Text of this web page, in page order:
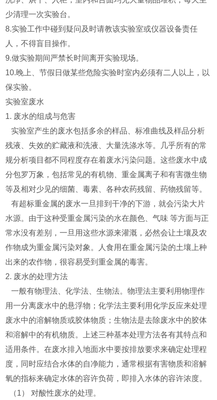
少清理一次实验台。
8.实验工作中碰到疑问及时请教该实验室或仪器设备责任
人，不得盲目操作。
9.做实验期间严禁长时间离开实验现场。
10.晚上、节假日做某些危险实验时室内必须有二人以上，以
保实验。
实验室废水
1. 废水的组成与危害
实验室产生的废水包括多余的样品、标准曲线及样品分析
残液、失效的贮藏液和洗液、大量洗涤水等。几乎所有的常
规分析项目都不同程度存在着废水污染问题。这些废水中成
分包罗万象，包括常见的有机物、重金属离子和有害微生物
等及相对少见的细菌、毒素、各种农药残留、药物残留等。
有超标重金属的废水一旦排到干净的下游，就会污染大片
水源。由于这种受重金属污染的水在颜色、气味 等方面与正
常水没有差别，一旦用这些水源来灌溉，必然会让土壤及农
作物成为重金属污染对象。人食用在重金属污染的土壤上种
出来的农作物，很容易受到重金属的毒害。
2. 废水的处理方法
一般有物理法、化学法、生物法。物理法主要利用物理作
用一分离废水中的悬浮物；化学法主要利用化学反应来处理
废水中的溶解物质或胶体物质；生物法是去除废水中的胶体
和溶解中的有机物质。上述三种基本处理方法各有其特点和
适用条件。在废水排入地面水中要按排放要求来确定处理程
度，同时应结合水体的自净能力，通常根据有害物质和溶解
氧的指标来确定水体的容许负荷，即排入水体的容许浓度。
（1） 对酸性废水的处理。